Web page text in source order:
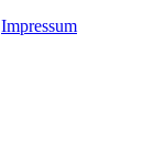
Impressum